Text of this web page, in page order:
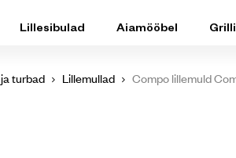
Lillesibulad Aiamööbel
turbad Lillemullad Compo lillemuld